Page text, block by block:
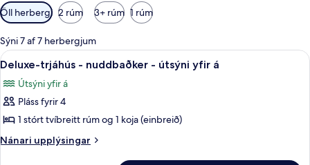
Síur
í
boði
fyrir
herbergi
Öll herbergi 2 rúm 3+ rúm 1 rúm
Sýni 7 af 7 herbergjum
Skoða
allar
myndir
fyrir
Deluxe-
trjáhús
Deluxe-trjáhús - nuddbaðker -
4
Deluxe-trjáhús - nuddbaðker - útsýni yfir á
Útsýni yfir á
Pláss fyrir 4
1 stórt tvíbreitt rúm og 1 koja (einbreið)
Nánari upplýsingar
Nánari